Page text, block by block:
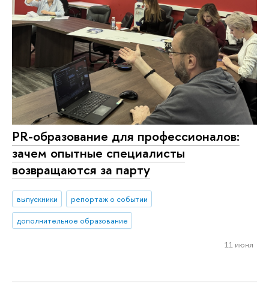
PR-образование для профессионалов:
зачем опытные специалисты
возвращаются за парту
выпускники
репортаж о событии
дополнительное образование
11 июня